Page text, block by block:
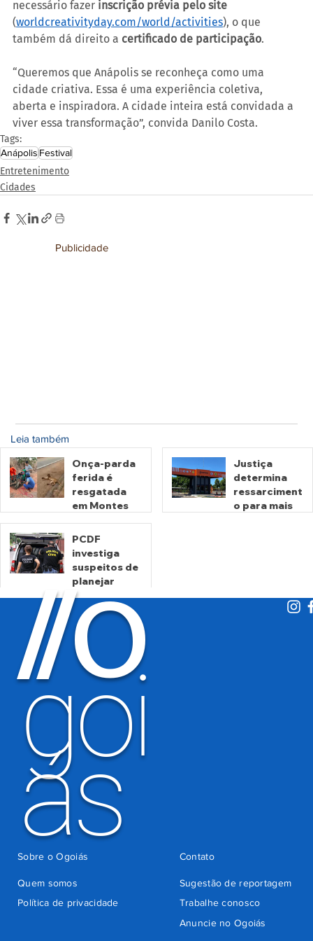
necessário fazer inscrição prévia pelo site
(worldcreativityday.com/world/activities), o que
também dá direito a certificado de participação.
“Queremos que Anápolis se reconheça como uma
cidade criativa. Essa é uma experiência coletiva,
aberta e inspiradora. A cidade inteira está convidada a
viver essa transformação”, convida Danilo Costa.
Tags:
Anápolis Festival
Entretenimento
Cidades
Publicidade
Leia também
Onça-parda
ferida é
resgatada
em Montes
Goiás
há 18 horas
Justiça
determina
ressarciment
o para mais
PCDF
investiga
suspeitos de
planejar
atentados no
período
eleitoral
há 3 dias
//O
goi
ás
Quem somos
Sugestão de reportagem
Trabalhe conosco
Política de privacidade
Anuncie no Ogoiás
Contato
Sobre o Ogoiás